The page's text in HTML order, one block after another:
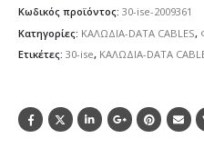
Κωδικός προϊόντος: 30-ise-2009361
Κατηγορίες: ΚΑΛΩΔΙΑ-DATA CABLES,
Ετικέτες: 30-ise, ΚΑΛΩΔΙΑ-DATA